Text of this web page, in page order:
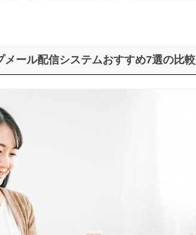
メール配信システムおすすめ7選の比較